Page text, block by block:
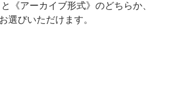
《アーカイブ形式》のどちらか、
選びいただけます。